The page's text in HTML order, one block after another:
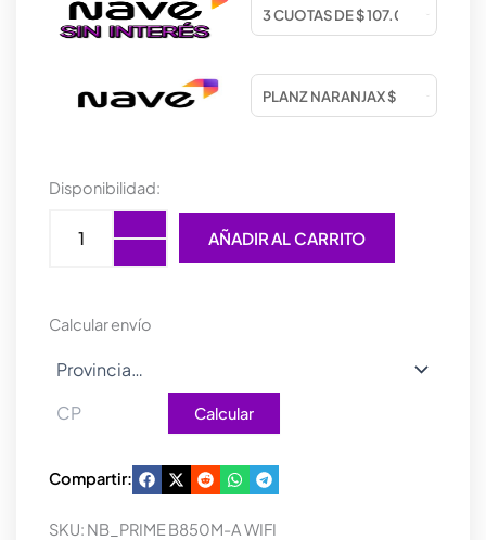
Disponibilidad:
MOTHER
(AM5)
PRIME
WIFI
cantidad
AÑADIR AL CARRITO
Calcular envío
Calcular
Compartir:
SKU: NB_PRIME B850M-A WIFI